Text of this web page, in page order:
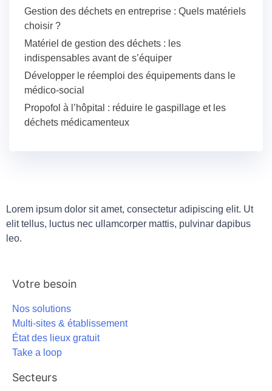
Gestion des déchets en entreprise : Quels matériels
choisir ?
Matériel de gestion des déchets : les
indispensables avant de s’équiper
Développer le réemploi des équipements dans le
médico-social
Propofol à l’hôpital : réduire le gaspillage et les
déchets médicamenteux
Lorem ipsum dolor sit amet, consectetur adipiscing elit. Ut
elit tellus, luctus nec ullamcorper mattis, pulvinar dapibus
leo.
Votre besoin
Nos solutions
Multi-sites & établissement
État des lieux gratuit
Take a loop
Secteurs